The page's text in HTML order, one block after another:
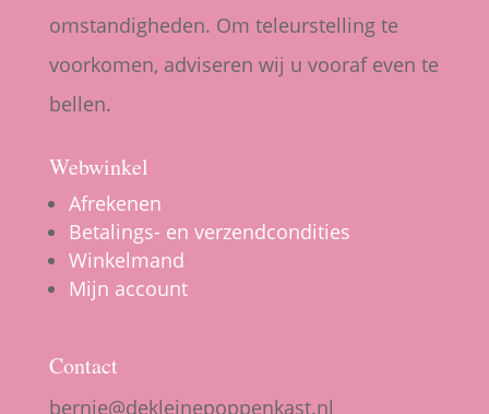
omstandigheden. Om teleurstelling te
voorkomen, adviseren wij u vooraf even te
bellen.
Webwinkel
Afrekenen
Betalings- en verzendcondities
Winkelmand
Mijn account
Contact
bernie@dekleinepoppenkast.nl